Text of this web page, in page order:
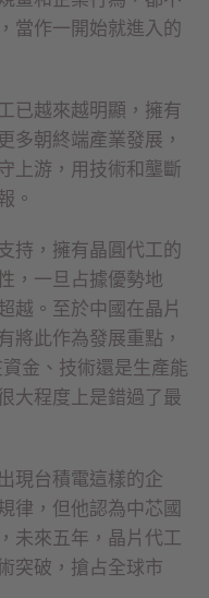
當作一開始就進入的
已越來越明顯，擁有
多朝終端產業發展，
上游，用技術和壟斷
。
持，擁有晶圓代工的
，一旦占據優勢地
越。至於中國在晶片
將此作為發展重點，
金、技術還是生產能
大程度上是錯過了最
現台積電這樣的企
律，但他認為中芯國
未來五年，晶片代工
突破，搶占全球市